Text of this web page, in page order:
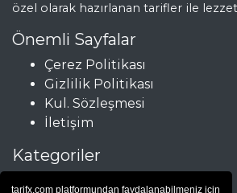
tarifx.com platformundan faydalanabilmeniz için
özel olarak hazırlanan tarifler ile
Önemli Sayfalar
Çerez Politikası
Gizlilik Politikası
Kul. Sözleşmesi
İletişim
Kategoriler